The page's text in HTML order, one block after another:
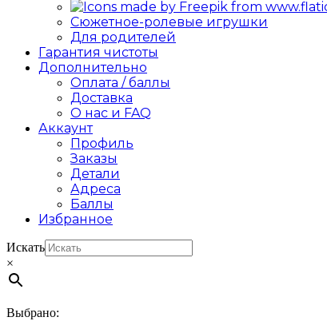
Сюжетное-ролевые игрушки
Для родителей
Гарантия чистоты
Дополнительно
Оплата / баллы
Доставка
О нас и FAQ
Аккаунт
Профиль
Заказы
Детали
Адреса
Баллы
Избранное
Искать
×
Выбрано: